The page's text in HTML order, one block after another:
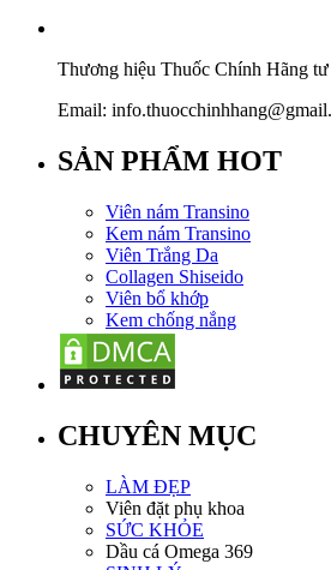
Thương hiệu Thuốc Chính Hãng
Email:
SẢN PHẨM HOT
Viên nám Transino
Kem nám Transino
Viên Trắng Da
Collagen Shiseido
Viên bổ khớp
Kem chống nắng
CHUYÊN MỤC
LÀM ĐẸP
Viên đặt phụ khoa
SỨC KHỎE
Dầu cá Omega 369